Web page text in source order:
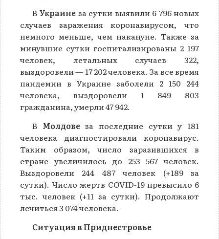
В Украине за сутки выявили 6 796 новых
случаев заражения коронавирусом, что
немного меньше, чем накануне. Также за
минувшие сутки госпитализированы 2 197
человек, летальных случаев 322,
выздоровели — 17 202 человека. За все время
пандемии в Украине заболели 2 150 244
человека, выздоровели 1 849 803
гражданина, умерли 47 942.
В Молдовеза последние сутки у 181
человека диагностировали коронавирус.
Таким образом, число заразившихся в
стране увеличилось до 253 567 человек.
Выздоровели 244 487 человек (+189 за
сутки). Число жертв COVID-19 превысило 6
тыс. человек (+11 за сутки). Продолжают
лечиться 3 074 человека.
Ситуация в Приднестровье